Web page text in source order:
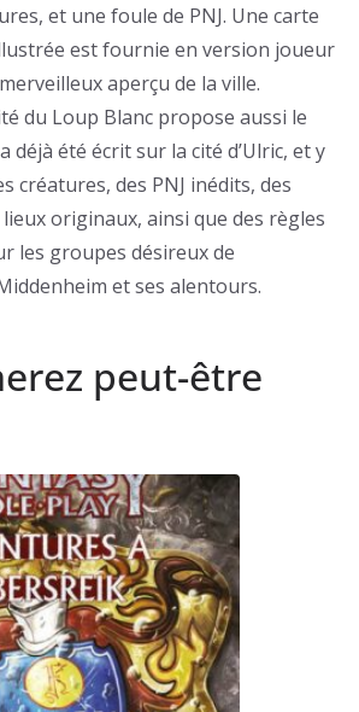
et une foule de PNJ. Une carte
est fournie en version joueur
aperçu de la ville.
du Loup Blanc propose aussi le
déjà été écrit sur la cité d’Ulric, et y
créatures, des PNJ inédits, des
originaux, ainsi que des règles
les groupes désireux de
et ses alentours.
peut-être